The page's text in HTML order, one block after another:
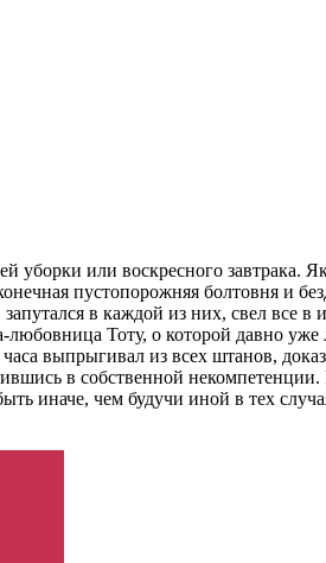
уборки или воскресного завтрака.
пустопорожняя болтовня и
в каждой из них, свел все
Тоту, о которой давно
выпрыгивал из всех штанов,
в собственной некомпетенции.
иначе, чем будучи иной в тех